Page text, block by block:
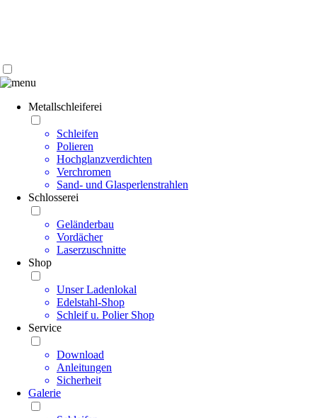
Metallschleiferei
Schleifen
Polieren
Hochglanzverdichten
Verchromen
Sand- und Glasperlenstrahlen
Schlosserei
Geländerbau
Vordächer
Laserzuschnitte
Shop
Unser Ladenlokal
Edelstahl-Shop
Schleif u. Polier Shop
Service
Download
Anleitungen
Sicherheit
Galerie